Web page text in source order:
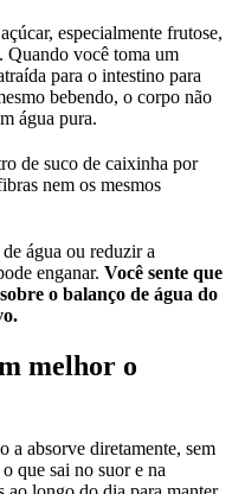
especialmente frutose,
Quando você toma um
para o intestino para
bebendo, o corpo não
água pura.
de suco de caixinha por
nem os mesmos
água ou reduzir a
enganar. Você sente que
o balanço de água do
melhor o
a absorve diretamente, sem
que sai no suor e na